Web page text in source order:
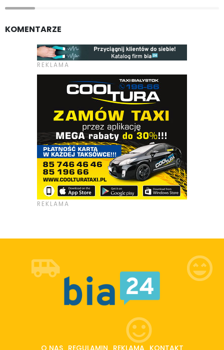
KOMENTARZE